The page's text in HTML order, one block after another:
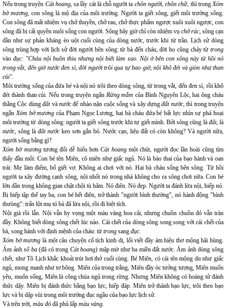
Nếu trong truyện Cát hoang, sa lầy cát là chỗ người ta chôn người, chôn chữ, thì trongXóm
bờ mương, con sông là mộ địa của môi trường. Người ta giết sông, giết môi trường sống.
Con sông đã mất nhiệm vụ chở thuyền, chở rau, chở thực phẩm ngược xuôi xuôi ngược, con
sông đã bị cất quyền nuôi sống con người. Sông bây giờ chỉ còn nhiệm vụ chở rác, sông cạn
dần như sự phản kháng èo uột cuối cùng của dòng nước, trước khi từ trần. Lịch sử dòng
sông trùng hợp với lịch sử đời người bên sông: từ bà đến cháu, đời họ cũng chảy từ trong
vàođục: "Cháu nội buồn thiu nhưng nội biết làm sao. Nội ở bên con sông này từ hồi nó
trong vắt, đến giờ nước đen sì, đời người trôi qua tự bao giờ, nội khô đét và giòn như than
củi".
Môi trường sống của đứa bé và nội nó trôi theo dòng sông, từ trong vắt, đến đen sì, rồi khô
đét thành than củi. Nếu trong truyện ngắn Rừng mắm của Bình Nguyên Lộc, hai ông cháu
thằng Cộc dùngđấtvà nướcđể nhào nặn cuộc sống và xây dựngđất nước, thì trong truyện
ngắnXóm bờ mương của Phạm Ngọc Lương, hai bà cháu đứa bé bất lực nhìn sự phá hoại
môi trường từ dòng sông: người ta giết sông trước khi tự giết mình. Bởi sông cũng là đất,là
nước, sông là đất nướckeo sơn gắn bó. Nước cạn, liệu đất có còn không? Và người nữa,
người sống bằng gì?
Xóm bờ mươngtương đối dễ hiểu hơnCát hoangmột chút, người đọc lần hoài cũng tìm
thấy đầu mối: Con bé tên Miên, cô miên như giấc ngủ. Nó là bào thai của bạo hành và oan
trái: Mẹ làm điếm, bố giết vợ. Không ai chơi với nó. Hai bà cháu sống bên sông. Từ hồi
người ta xây đường cạnh sông, nội nhốt nó trong nhà không cho ra sông chơi nữa. Con bé
lớn dần trong không gian chật chội tù hãm. Nó điên. Nó đẹp. Người ta đánh lừa nội, hiếp nó.
Bị hiếp tập thể tay ba, con bé hết điên, trở thành "người bình thường", nó hành động "bình
thưòng": trấn lột mụ tú bà đã lừa nội, rồi đi biệt tích.
Nội già rồi lẫn. Nội vẫn hy vọng một màu vàng hoa cải, nhưng chuồn chuồn đỏ vẫn tràn
đầy. Không biết dòng sông chết lúc nào. Cái chết của dòng sông song song với cái chết của
bà, song hành với định mệnh của cháu: từ trong sang đục.
Xóm bờ mương là một câu chuyện cổ tích kinh dị, lối viết đầy ám hiệu thơ mộng hãi hùng.
Ám ảnhsố ba(đã có trong Cát hoang) mập mờ như ba miền đất nước. Ám ảnh dòng sông
chết, như Tô Lịch khắc khoải trút hơi thở cuối cùng. Bé Miên, có cái tên mộng du như giấc
ngủ, mong manh như tơ bông. Miên của trong trắng, Miên đầy óc tưởng tượng, Miên muốn
yêu, muốn sống, Miên là công chúa ngủ trong rừng. Nhưng Miên không có hoàng tử đánh
thức dậy. Miên bị đánh thức bằng bạo lực, hiếp đáp. Miên trở thành bạo lực, trôi theo bạo
lực và bị dập vùi trong môi trường đục ngầu của bạo lực lịch sử.
Và trên trời, màu đỏ đã phủ lấp màu vàng.